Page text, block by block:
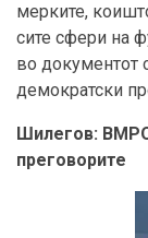
мерките,
сите сфери на
во документот
демократски
Шилегов:
преговорите